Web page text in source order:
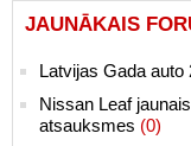
JAUNĀKAIS
Latvijas Gada auto
Nissan Leaf
atsauksmes (0)